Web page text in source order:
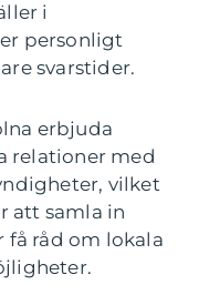
i
personligt
svarstider.
erbjuda
relationer med
vilket
att samla in
råd om lokala